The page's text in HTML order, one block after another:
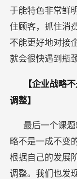
于能特色非常鲜
住顾客，抓住消
不能更好地对接
就会很快遇到瓶颈
【企业战略
调整】
最后一个课
略不是一成不变
根据自己的发展
调整。我们也发